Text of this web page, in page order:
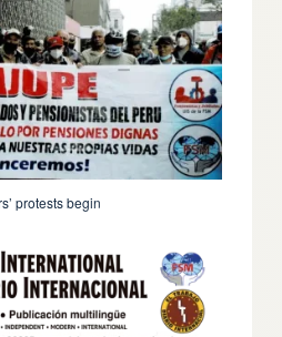
protests begin :